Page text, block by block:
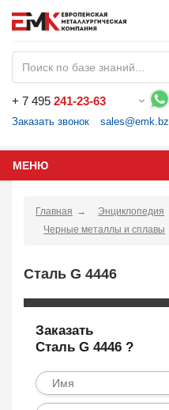
+ 7 495 241-23-63
Заказать звонок sales@emk.bz
МЕНЮ
Главная
Энциклопедия
Черные металлы и сплавы
Сталь G 4446
Заказать
Сталь G 4446 ?